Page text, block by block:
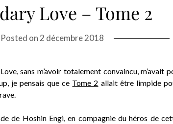
Love – Tome 2
Posted on 2 décembre 2018
sans m’avoir totalement convaincu, m’avait
je pensais que ce Tome 2 allait être limpide
de Hoshin Engi, en compagnie du héros de